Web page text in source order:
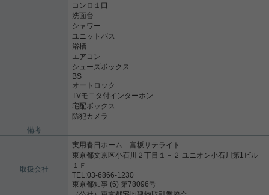
コンロ１口
洗面台
シャワー
ユニットバス
浴槽
エアコン
シューズボックス
BS
オートロック
TVモニタ付インターホン
宅配ボックス
防犯カメラ
備考
取扱会社
実用春日ホーム 富坂サテライト
東京都文京区小石川２丁目１－２ ユニオン小石川第1ビル
１Ｆ
TEL:03-6866-1230
東京都知事 (6) 第78096号